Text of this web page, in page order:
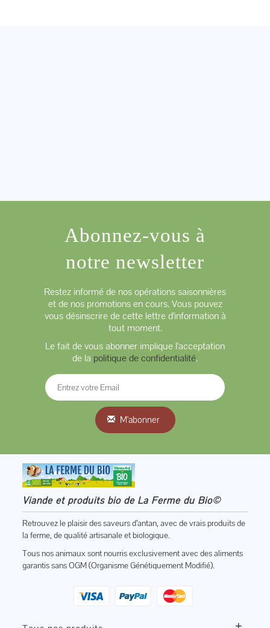
Abonnez-vous à
notre newsletter
Restez informé de nos opérations saisonnières
et de nos promotions en cours. Vous pouvez
vous désinscrire de cette lettre d'information à
tout moment.
Le fait de vous abonner implique l'acceptation
de la politique de confidentialité.
M'abonner
Viande et produits bio de La Ferme du Bio©
Retrouvez le plaisir des saveurs d’antan, avec de vrais produits de
la ferme, de qualité artisanale et biologique.
Tous nos animaux sont nourris exclusivement avec des aliments
garantis sans OGM (Organisme Génétiquement Modifié).